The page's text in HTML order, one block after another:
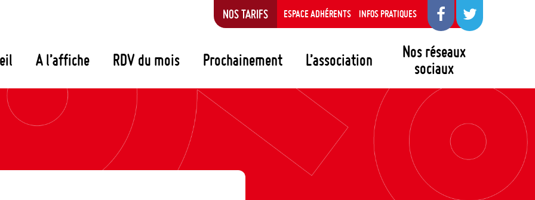
A l’affiche RDV du mois Prochainement L’association
Nos réseaux
sociaux
NOS TARIFS ESPACE ADHÉRENTS INFOS PRATIQUES